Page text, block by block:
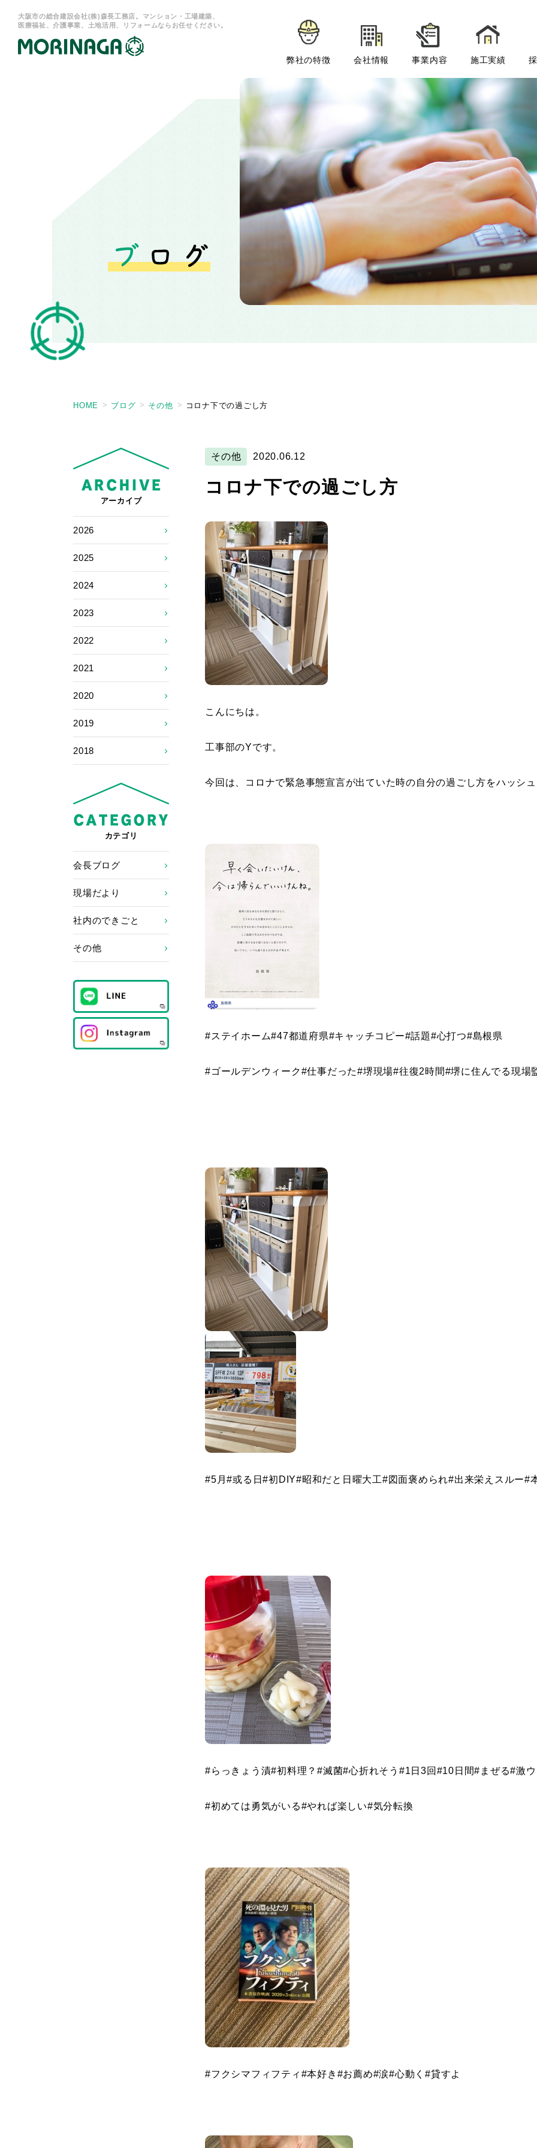
大阪市の総合建設会社(株)森長工務店。マンション・工場建築、
医療福祉、介護事業、土地活用、リフォームならお任せください。
弊社の特徴 会社情報 事業内容 施工実績
HOME ブログ その他 コロナ下での過ごし方
その他 2020.06.12
コロナ下での過ごし方
こんにちは。
工事部のYです。
今回は、コロナで緊急事態宣言が出ていた時の自分の過ごし方をハッシ
#ステイホーム#47都道府県#キャッチコピー#話題#心打つ#島根県
#ゴールデンウィーク#仕事だった#堺現場#往復2時間#堺に住んでる現場
#5 月#或る日#初 DIY#昭和だと日曜大工#図面褒められ#出来栄えスルー#
#らっきょう漬#初料理？ #滅菌#心折れそう #1 日 3回 #10 日間# まぜる#激
#初めては勇気がいる#やれば楽しい#気分転換
#フクシマフィフティ #本好き #お薦め#涙#心動く #貸すよ
アーカイブ
2026
2025
2024
2023
2022
2021
2020
2019
2018
カテゴリ
会長ブログ
現場だより
社内のできごと
その他